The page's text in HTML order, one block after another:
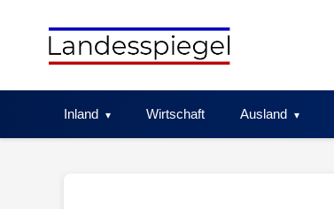
Inland Wirtschaft Ausland